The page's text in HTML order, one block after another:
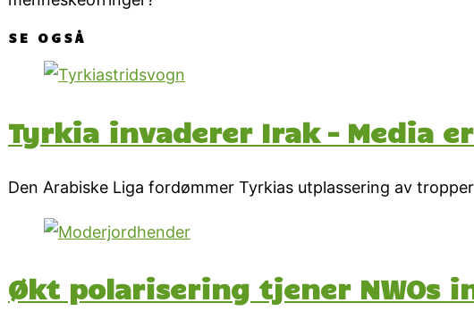
SE OGSÅ
Tyrkia invaderer Irak – Media
Den Arabiske Liga fordømmer Tyrkias utplassering av
Økt polarisering tjener NWOs